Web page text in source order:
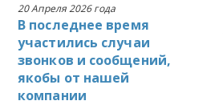
20 Апреля 2026 года
В последнее время
участились случаи
звонков и сообщений,
якобы от нашей
компании